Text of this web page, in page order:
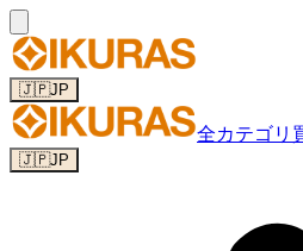
🇯🇵JP
全カテゴリ
🇯🇵JP